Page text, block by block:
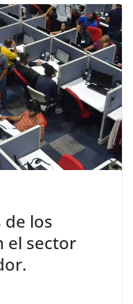
de los
el sector